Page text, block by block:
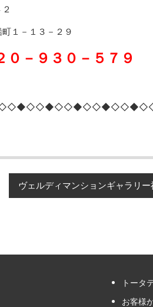
１－１３－２９
０－９３０－５７９
ヴェルディマンションギャラリ
トータ
お客様